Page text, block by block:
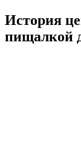
История
пищалкой